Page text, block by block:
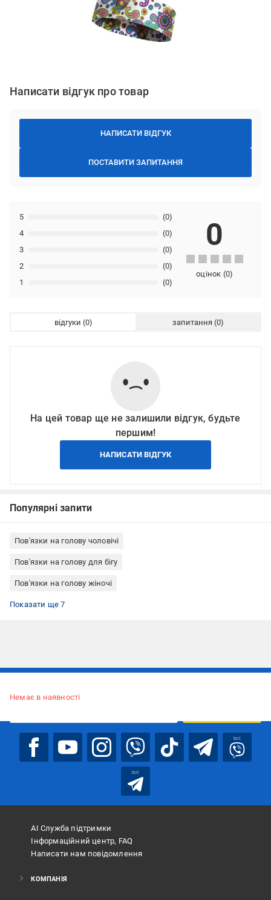
Написати відгук про товар
НАПИСАТИ ВІДГУК
ПОСТАВИТИ ЗАПИТАННЯ
1 (0)
2 (0)
3 (0)
4 (0)
5 (0)
0
оцінок (0)
відгуки запитання
На цей товар ще не залишили відгук, будьте
першим!
НАПИСАТИ ВІДГУК
Популярні запити
Пов'язки на голову чоловічі
Пов'язки на голову для бігу
Пов'язки на голову жіночі
Пов'язки на голову літні
Білі пов'язки на голову
Пов'язки на голову жіночі літні
Широкі пов'язки на голову
Спортивні пов'язки на голову
Спортивні пов'язки на голову жіночі
Спортивні пов'язки на голову чоловічі
Показати ще 7
Немає в наявності
bot
bot
АІ Служба підтримки
Інформаційний центр, FAQ
Написати нам повідомлення
КОМПАНІЯ